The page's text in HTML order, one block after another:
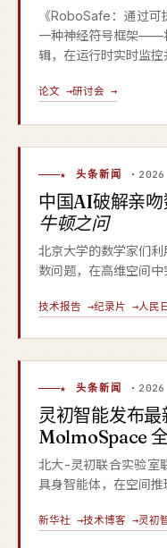
《RoboSafe：通过
一种神经符号框架——
辑，在运行时实时监控
论文 →研讨会 →
★ 头条新闻 ·
中国AI破解亲
牛顿之问
北京大学的数学家们
数问题，在高维空间中
技术报告 →纪录片 →人民
★ 头条新闻 ·
灵初智能发布最
MolmoSpace
北大-灵初联合实验室
具身智能体，在空间推
新华社 →技术博客 →灵初